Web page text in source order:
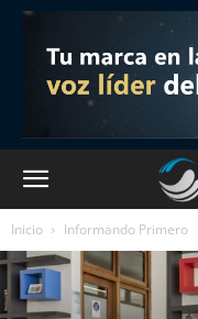
Inicio Informando Primero